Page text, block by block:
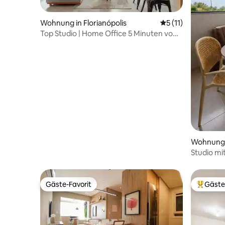
Wohnung in Florianópolis Durchschnittliche
5 (11)
Top Studio | Home Office 5 Minuten vom
Studio
Gäste-Favorit
Gäste-Favorit